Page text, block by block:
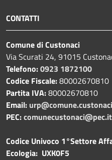
CONTATTI
Comune di Custonaci
Via Scurati 24, 91015
Telefono:0923 1872100
Codice Fiscale:80002670810
Partita IVA:80002670810
Email:
PEC:comunecustonaci@pec.it
Codice Univoco 1°Settore
Ecologia: UXK0F5